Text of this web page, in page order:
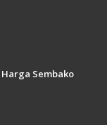
Sembako